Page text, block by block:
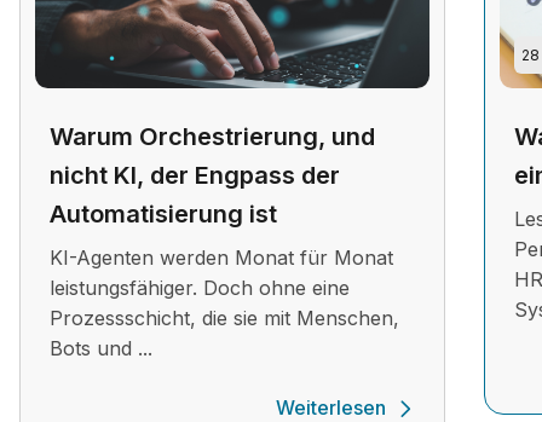
Warum Orchestrierung, und
nicht KI, der Engpass der
Automatisierung ist
KI-Agenten werden Monat für Monat
leistungsfähiger. Doch ohne eine
Prozessschicht, die sie mit Menschen,
Bots und ...
Weiterlesen
28